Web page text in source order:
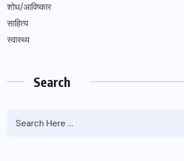
शोध/आविष्कार
साहित्य
स्वास्थ्य
Search